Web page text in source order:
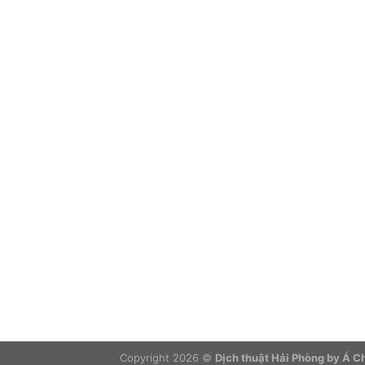
Copyright 2026 © Dịch thuật Hải Phòng by Á